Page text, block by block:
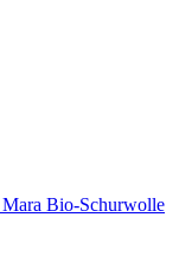
Bio-Schurwolle